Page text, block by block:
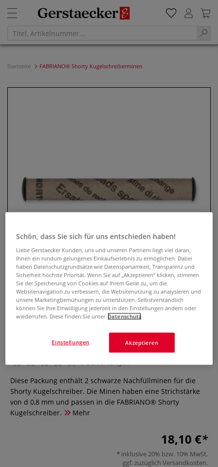
Startseite FABRIANO® Shorty Kugelschreiberminen
FABRIANO® Shorty
Kugelschreiberminen
0 Bewertungen
Diese Packung enthält 2 schwarze Nachfüllminen für die
Shorty Kugelschreiber. Die Minen haben eine Strichstärke
von d 0,8 mm und passen in die FABRIANO® Shorty
Kugelschreiber.
Mehr
18,10 €
inklusive 20% bzw. 10% MwSt,
ggf. zuzüglich Versandkosten.
Schön, dass Sie sich für uns entschieden haben!
Liebe Gerstaecker Kunden, uns und unseren Partnern liegt viel daran,
Ihnen ein rundum gelungenes Einkaufserlebnis zu ermöglichen. Dabei
haben Datenschutzgrundsätze wie Datensparsamkeit, Transparenz und
Sicherheit höchste Priorität. Wenn Sie auf „Akzeptieren“ klicken, stimmen
Sie der Speicherung von Cookies auf Ihrem Gerät zu, um die
Websitenavigation zu verbessern, die Websitenutzung zu analysieren und
unsere Marketingbemühungen zu unterstützen. Selbstverständlich
können Sie Ihre Einwilligung jederzeit in den Einstellungen ändern oder
wiederrufen. Diese finden Sie unter Datenschutz
Akzeptieren
Einstellungen